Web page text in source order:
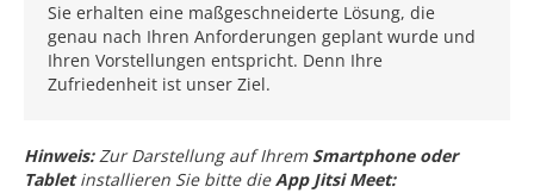
Sie erhalten eine maßgeschneiderte Lösung, die
genau nach Ihren Anforderungen geplant wurde und
Ihren Vorstellungen entspricht. Denn Ihre
Zufriedenheit ist unser Ziel.
Hinweis: Zur Darstellung auf Ihrem Smartphone oder
Tabletinstallieren Sie bitte dieApp Jitsi Meet: